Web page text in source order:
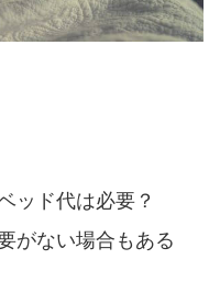
ッド代は必要？
がない場合もある